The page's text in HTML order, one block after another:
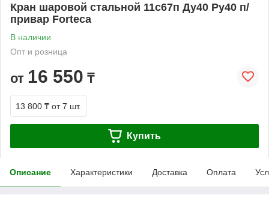
Кран шаровой стальной 11с67п Ду40 Ру40 п/
привар Forteca
В наличии
Опт и розница
от 16 550 ₸
13 800 ₸ от 7 шт.
Купить
Описание Характеристики Доставка Оплата